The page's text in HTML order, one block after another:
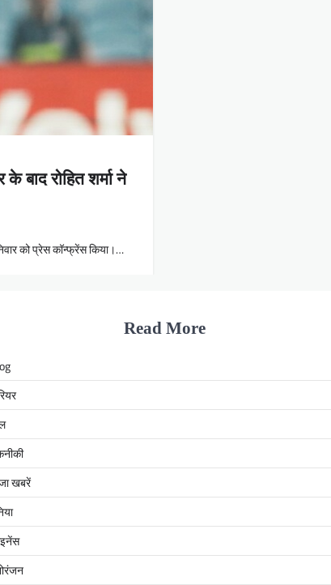
बाद रोहित शर्मा ने
को प्रेस कॉन्फ्रेंस किया।…
Read More
खबरें